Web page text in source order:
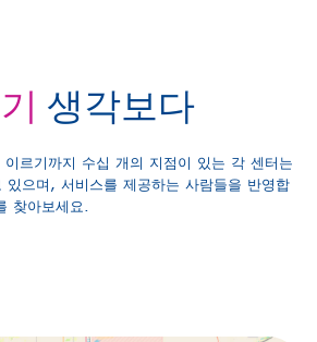
생각보다
르기까지 수십 개의 지점이 있는 각 센터는
으며, 서비스를 제공하는 사람들을 반영합
찾아보세요.